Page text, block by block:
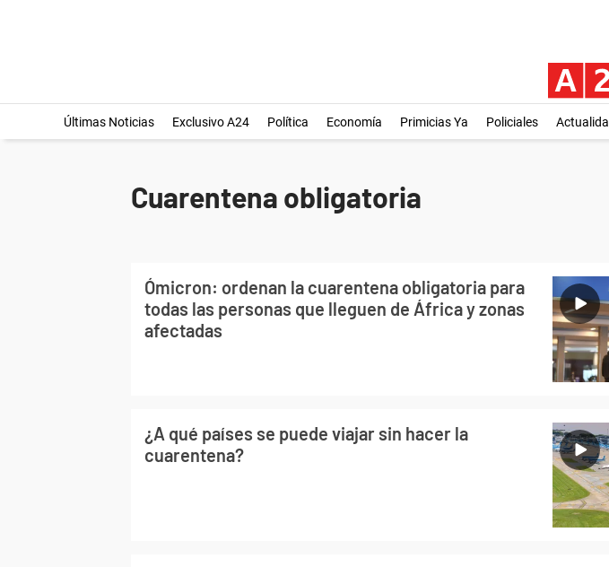
Últimas Noticias Exclusivo A24 Política Economía Primicias Ya Policiales
Cuarentena obligatoria
Ómicron: ordenan la cuarentena obligatoria para
todas las personas que lleguen de África y zonas
afectadas
¿A qué países se puede viajar sin hacer la
cuarentena?